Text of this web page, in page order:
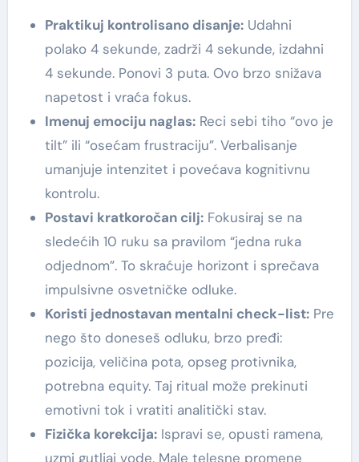
Praktikuj kontrolisano disanje:Udahni
polako 4 sekunde, zadrži 4 sekunde, izdahni
4 sekunde. Ponovi 3 puta. Ovo brzo snižava
napetost i vraća fokus.
Imenuj emociju naglas:Reci sebi tiho “ovo je
tilt” ili “osećam frustraciju”. Verbalisanje
umanjuje intenzitet i povećava kognitivnu
kontrolu.
Postavi kratkoročan cilj:Fokusiraj se na
sledećih 10 ruku sa pravilom “jedna ruka
odjednom”. To skraćuje horizont i sprečava
impulsivne osvetničke odluke.
Koristi jednostavan mentalni check-list:Pre
nego što doneseš odluku, brzo pređi:
pozicija, veličina pota, opseg protivnika,
potrebna equity. Taj ritual može prekinuti
emotivni tok i vratiti analitički stav.
Fizička korekcija:Ispravi se, opusti ramena,
uzmi gutljaj vode. Male telesne promene